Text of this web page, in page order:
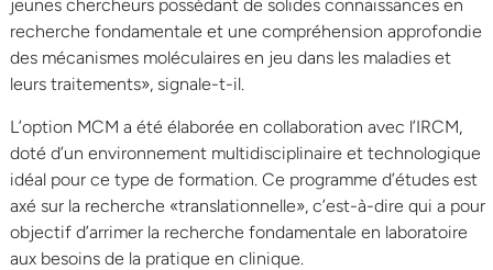
jeunes chercheurs possédant de solides connaissances en
recherche fondamentale et une compréhension approfondie
des mécanismes moléculaires en jeu dans les maladies et
leurs traitements», signale-t-il.
L’option MCM a été élaborée en collaboration avec l’IRCM,
doté d’un environnement multidisciplinaire et technologique
idéal pour ce type de formation. Ce programme d’études est
axé sur la recherche «translationnelle», c’est-à-dire qui a pour
objectif d’arrimer la recherche fondamentale en laboratoire
aux besoins de la pratique en clinique.